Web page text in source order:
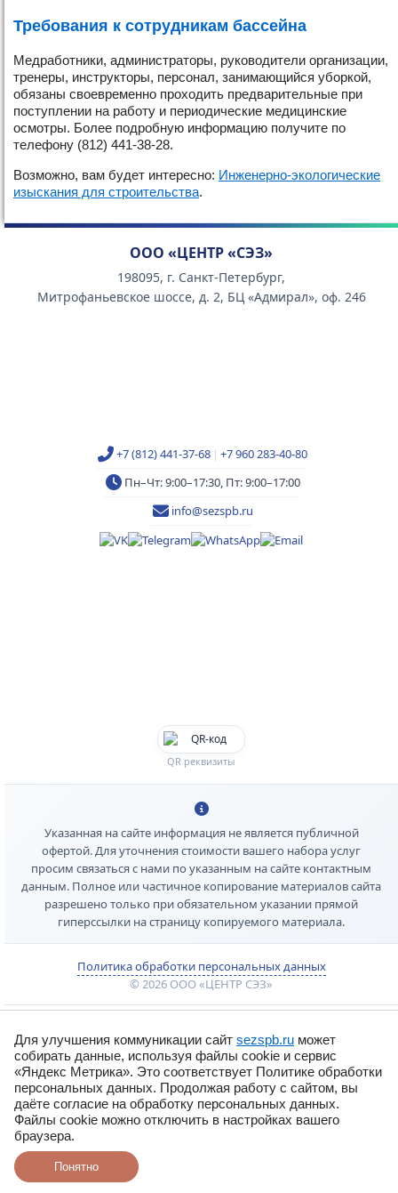
Требования к сотрудникам бассейна
Медработники, администраторы, руководители организации,
тренеры, инструкторы, персонал, занимающийся уборкой,
обязаны своевременно проходить предварительные при
поступлении на работу и периодические медицинские
осмотры. Более подробную информацию получите по
телефону (812) 441-38-28.
Возможно, вам будет интересно: Инженерно-экологические
изыскания для строительства.
ООО «ЦЕНТР «СЭЗ»
198095, г. Санкт-Петербург,
Митрофаньевское шоссе, д. 2, БЦ «Адмирал», оф. 246
+7 (812) 441-37-68 | +7 960 283-40-80
Пн–Чт: 9:00–17:30, Пт: 9:00–17:00
info@sezspb.ru
QR реквизиты
Указанная на сайте информация не является публичной
офертой. Для уточнения стоимости вашего набора услуг
просим связаться с нами по указанным на сайте контактным
данным. Полное или частичное копирование материалов сайта
разрешено только при обязательном указании прямой
гиперссылки на страницу копируемого материала.
Политика обработки персональных данных
© 2026 ООО «ЦЕНТР СЭЗ»
Для улучшения коммуникации сайт sezspb.ru может
собирать данные, используя файлы cookie и сервис
«Яндекс Метрика». Это соответствует Политике обработки
персональных данных. Продолжая работу с сайтом, вы
даёте согласие на обработку персональных данных.
Файлы cookie можно отключить в настройках вашего
браузера.
Понятно